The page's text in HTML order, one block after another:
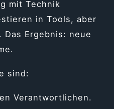
mit Technik
in Tools, aber
Ergebnis: neue
sind:
Verantwortlichen.